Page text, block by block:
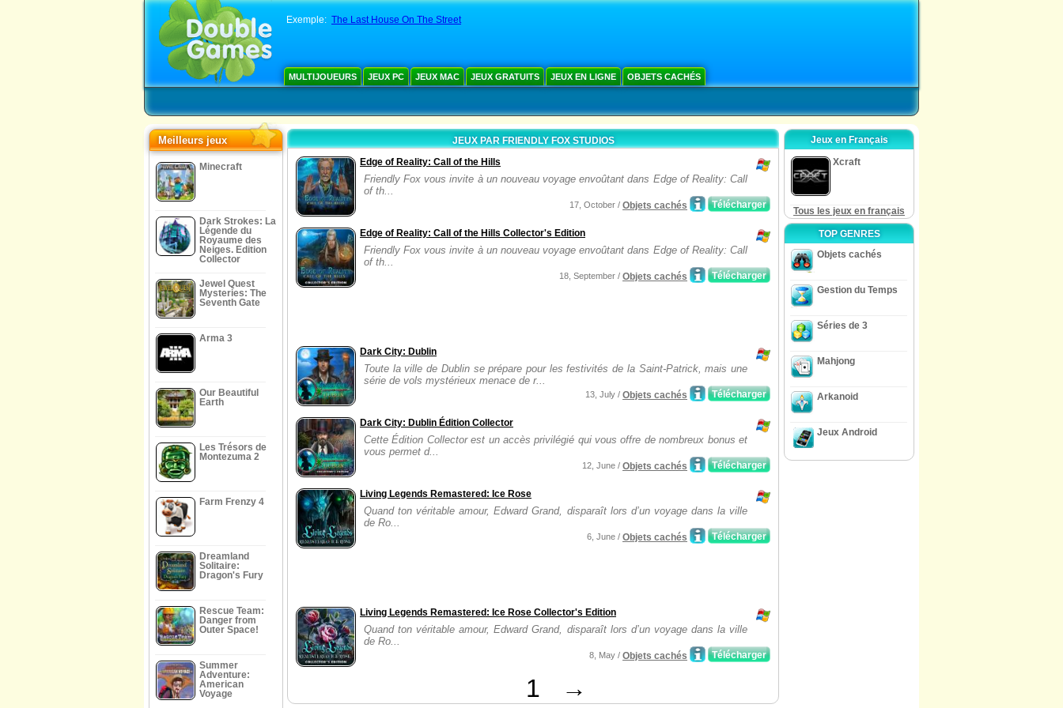
Exemple: The Last House On The Street
MULTIJOUEURS JEUX PC JEUX MAC JEUX GRATUITS JEUX EN LIGNE OBJETS CACHÉS
Meilleurs jeux
Minecraft
Dark Strokes: La
Légende du
Royaume des
Neiges. Edition
Collector
Jewel Quest
Mysteries: The
Seventh Gate
Arma 3
Our Beautiful
Earth
Les Trésors de
Montezuma 2
Farm Frenzy 4
Dreamland
Solitaire:
Dragon's Fury
Rescue Team:
Danger from
Outer Space!
Summer
Adventure:
American
Voyage
JEUX PAR FRIENDLY FOX STUDIOS
Edge of Reality: Call of the Hills
Friendly Fox vous invite à un nouveau voyage envoûtant dans Edge of Reality: Call
of th...
Télécharger
17, October / Objets cachés
Edge of Reality: Call of the Hills Collector's Edition
Friendly Fox vous invite à un nouveau voyage envoûtant dans Edge of Reality: Call
of th...
Télécharger
18, September / Objets cachés
Dark City: Dublin
Toute la ville de Dublin se prépare pour les festivités de la Saint-Patrick, mais une
série de vols mystérieux menace de r...
Télécharger
13, July / Objets cachés
Dark City: Dublin Édition Collector
Cette Édition Collector est un accès privilégié qui vous offre de nombreux bonus et
vous permet d...
Télécharger
12, June / Objets cachés
Living Legends Remastered: Ice Rose
Quand ton véritable amour, Edward Grand, disparaît lors d’un voyage dans la ville
de Ro...
Télécharger
6, June / Objets cachés
Living Legends Remastered: Ice Rose Collector's Edition
Quand ton véritable amour, Edward Grand, disparaît lors d’un voyage dans la ville
de Ro...
Télécharger
8, May / Objets cachés
1 →
Jeux en Français
Xcraft
Tous les jeux en français
TOP GENRES
Objets cachés
Gestion du Temps
Séries de 3
Mahjong
Arkanoid
Jeux Android